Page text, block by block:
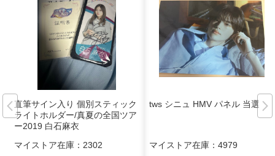
直筆サイン入り 個別スティック
ライトホルダー/真夏の全国ツア
ー2019 白石麻衣
マイストア在庫： 2302
tws シニュ HMV パネル 当選
マイストア在庫： 4979